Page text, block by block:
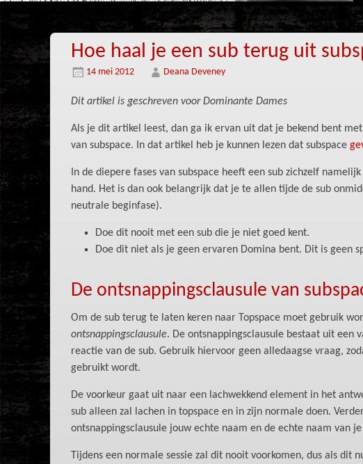
Hoe haal je een sub terug uit
14 mei 2012 Deana Deveney
Dit artikel is geschreven voor Dominante Dames
Als je dit artikel leest, dan ga ik ervan uit dat je bekend bent
van subspace. In dat artikel heb je kunnen lezen dat subspace
In de diepere fases van subspace heeft een sub zichzelf
hand. Het is dan ook belangrijk dat je te allen tijde de sub
neutrale beginfase).
Doe dit nooit met een sub die je niet goed kent.
Doe dit niet als je geen ervaren Domina bent. Dit is geen
De ontsnappingsclausule van
Om de sub terug te laten keren naar Topspace moet gebruik
ontsnappingsclausule. De ontsnappingsclausule bestaat uit een
reactie van de sub. Gebruik hiervoor geen alledaagse vraag,
gebruikt wordt.
De voorkeur gaat uit naar een lachwekkend element in het
sub alleen zal lachen in topspace en in zijn normale doen.
ontsnappingsclausule jouw echte naam en de echte naam van
Tijdens een normale sessie zal dit nooit voorkomen, dus als